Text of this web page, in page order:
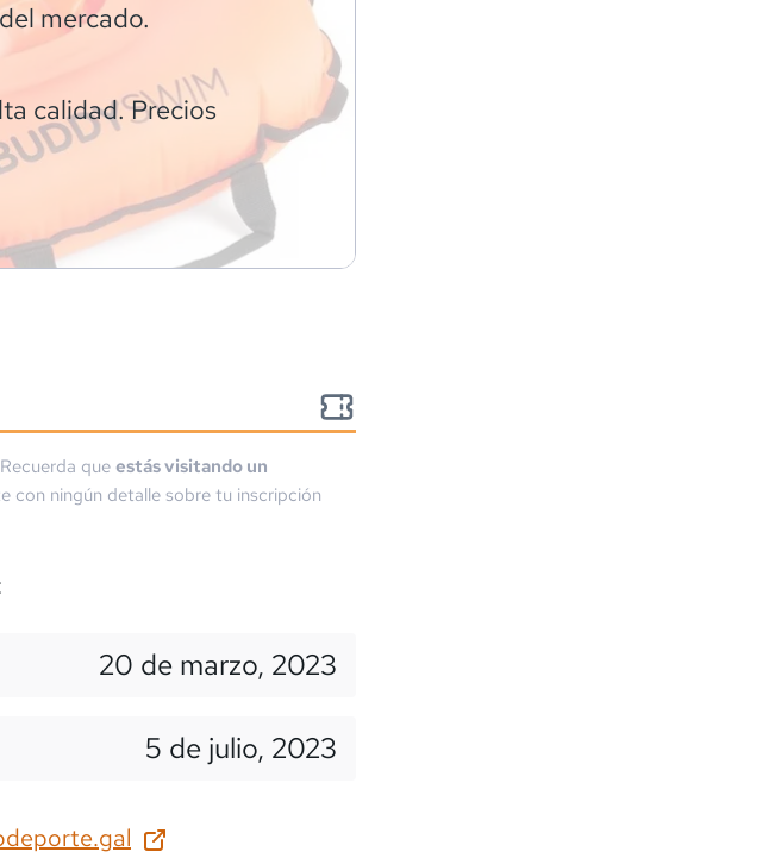
mercado.
calidad. Precios
que estás visitando un
con ningún detalle sobre tu inscripción
20 de marzo, 2023
5 de julio, 2023